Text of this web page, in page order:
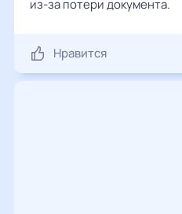
из-за потери документа.
Нравится